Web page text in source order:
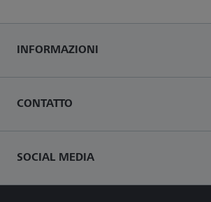
INFORMAZIONI
CONTATTO
SOCIAL MEDIA